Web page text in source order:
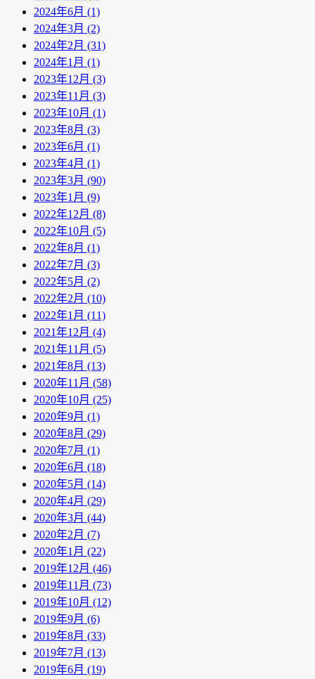
2024年6月 (1)
2024年3月 (2)
2024年2月 (31)
2024年1月 (1)
2023年12月 (3)
2023年11月 (3)
2023年10月 (1)
2023年8月 (3)
2023年6月 (1)
2023年4月 (1)
2023年3月 (90)
2023年1月 (9)
2022年12月 (8)
2022年10月 (5)
2022年8月 (1)
2022年7月 (3)
2022年5月 (2)
2022年2月 (10)
2022年1月 (11)
2021年12月 (4)
2021年11月 (5)
2021年8月 (13)
2020年11月 (58)
2020年10月 (25)
2020年9月 (1)
2020年8月 (29)
2020年7月 (1)
2020年6月 (18)
2020年5月 (14)
2020年4月 (29)
2020年3月 (44)
2020年2月 (7)
2020年1月 (22)
2019年12月 (46)
2019年11月 (73)
2019年10月 (12)
2019年9月 (6)
2019年8月 (33)
2019年7月 (13)
2019年6月 (19)